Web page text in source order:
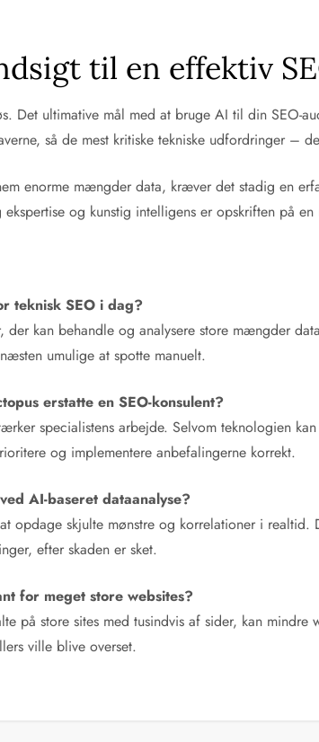
til en effektiv
Det ultimative mål med at bruge AI til din SEO-
så de mest kritiske tekniske udfordringer –
enorme mængder data, kræver det stadig en
og kunstig intelligens er opskriften på
teknisk SEO i dag?
der kan behandle og analysere store mængder
umulige at spotte manuelt.
erstatte en SEO-konsulent?
specialistens arbejde. Selvom teknologien
og implementere anbefalingerne korrekt.
AI-baseret dataanalyse?
opdage skjulte mønstre og korrelationer i
efter skaden er sket.
for meget store websites?
på store sites med tusindvis af sider, kan
ville blive overset.